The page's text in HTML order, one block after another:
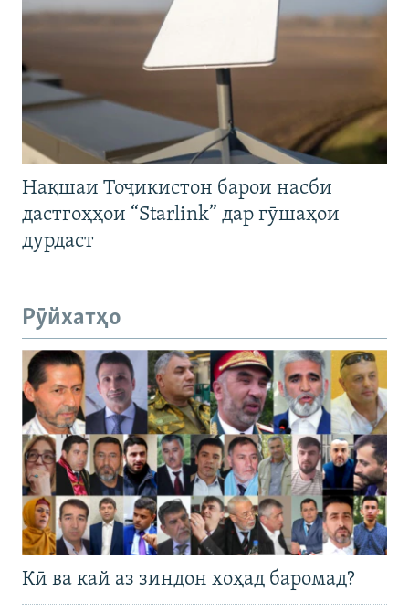
Нақшаи Тоҷикистон барои насби
дастгоҳҳои “Starlink” дар гӯшаҳои
дурдаст
Рӯйхатҳо
Кӣ ва кай аз зиндон хоҳад баромад?